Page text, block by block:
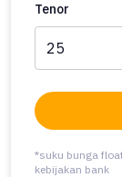
Tenor
*suku bunga
kebijakan bank